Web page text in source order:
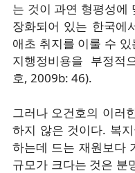
는 것이 과연 형평성
장화되어 있는 한국에
애초 취지를 이룰 수
지행정비용을 부정적
호, 2009b: 46).
그러나 오건호의 이러
하지 않은 것이다. 복
하는데 드는 재원보다
규모가 크다는 것은 분